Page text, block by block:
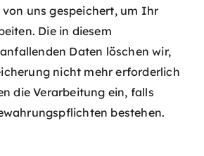
uns gespeichert, um Ihr
Die in diesem
Daten löschen wir,
nicht mehr erforderlich
die Verarbeitung ein, falls
bestehen.